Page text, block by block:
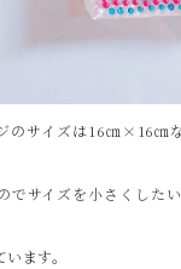
のサイズは16㎝×16㎝
でサイズを小さくした
ます。